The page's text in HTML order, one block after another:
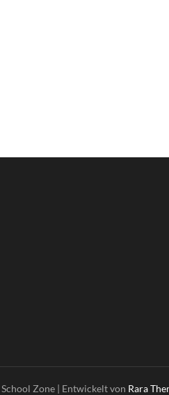
School Zone | Entwickelt von Rara